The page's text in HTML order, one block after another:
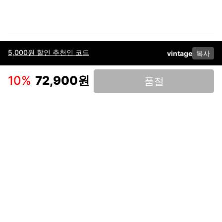
5,000원 할인 추천인 코드 vintage 복사
10% 72,900원 품절
이용약관고객센터판매개인정보 처리방침사업자 정보다운로드
인스타그램